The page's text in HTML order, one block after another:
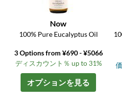
Now
100% Pure Eucalyptus Oil
3 Options from ¥690 - ¥5066
ディスカウント％ up to 31%
オプションを見る